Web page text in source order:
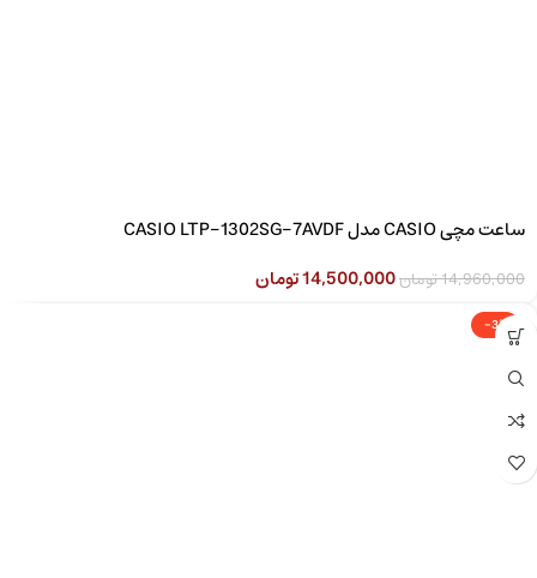
ساعت مچی CASIO مدل CASIO LTP-1302SG-7AVDF
14,960,000تومان14,500,000تومان
-3%